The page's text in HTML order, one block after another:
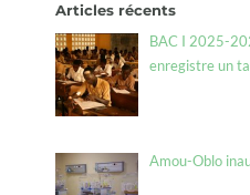
Articles récents
BAC I 2025-
enregistre un
Amou-Oblo